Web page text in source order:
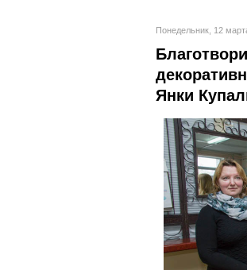
Понедельник, 12
Янки